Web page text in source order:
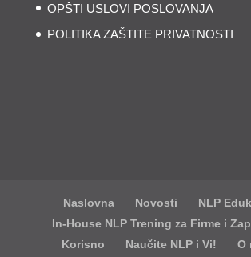
OPŠTI USLOVI POSLOVANJA
POLITIKA ZAŠTITE PRIVATNOSTI
Naslovna Novosti
NLP
In-House NLP Trening za Firme i
Korisno
Naučite NLP i Vi! O